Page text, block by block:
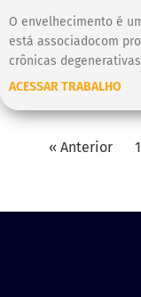
O envelhecimento é
está associadocom
crônicas degenerativas
ACESSAR TRABALHO
« Anterior 1